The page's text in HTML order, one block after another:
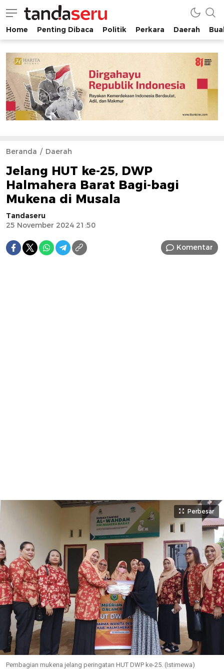
tandaseru.com | Penting Dibaca
tandaseru.com
Home Penting Dibaca Politik Perkara Daerah
Beranda Daerah
Jelang HUT ke-25, DWP
Halmahera Barat Bagi-bagi
Mukena di Musala
Tandaseru
25 November 2024 21:50
Komentar
Perbesar
Pembagian mukena jelang peringatan HUT DWP ke-25. (Istimewa)